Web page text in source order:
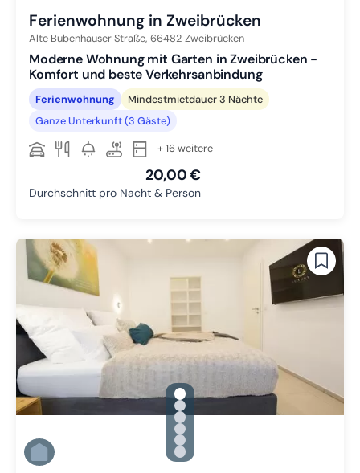
Ferienwohnung in Zweibrücken
Alte Bubenhauser Straße, 66482 Zweibrücken
Moderne Wohnung mit Garten in Zweibrücken -
Komfort und beste Verkehrsanbindung
Ferienwohnung
Mindestmietdauer 3 Nächte
Ganze Unterkunft (3 Gäste)
+ 16 weitere
20,00 €
Durchschnitt pro Nacht & Person
gallery.slide_selector
Zu Slide 1 wechseln
Zu Slide 2 wechseln
Zu Slide 3 wechseln
Zu Slide 4 wechseln
Zu Slide 5 wechseln
Zu Slide 6 wechseln